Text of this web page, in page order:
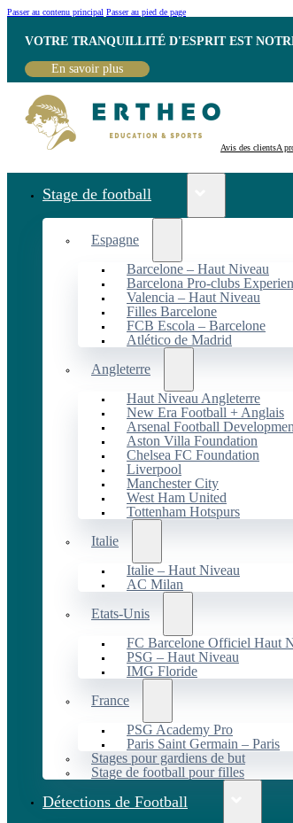
Passer au contenu principal Passer au pied de page
VOTRE TRANQUILLITÉ D'ESPRIT EST
En savoir plus
Avis des clientsA
Stage de football
Espagne
Barcelone – Haut Niveau
Barcelona Pro-clubs
Valencia – Haut Niveau
Filles Barcelone
FCB Escola – Barcelone
Atlético de Madrid
Angleterre
Haut Niveau Angleterre
New Era Football + Anglais
Arsenal Football
Aston Villa Foundation
Chelsea FC Foundation
Liverpool
Manchester City
West Ham United
Tottenham Hotspurs
Italie
Italie – Haut Niveau
AC Milan
Etats-Unis
FC Barcelone Officiel Haut
PSG – Haut Niveau
IMG Floride
France
PSG Academy Pro
Paris Saint Germain – Paris
Stages pour gardiens de but
Stage de football pour filles
Détections de Football